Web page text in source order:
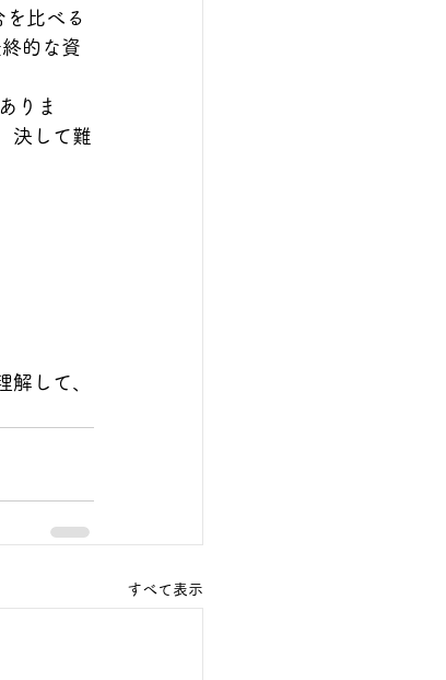
比べる
的な資
りま
決して難
して、
すべて表示